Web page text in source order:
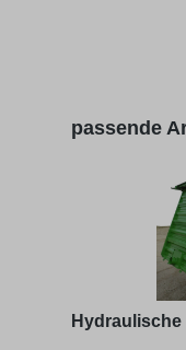
Produktgalerie
passende